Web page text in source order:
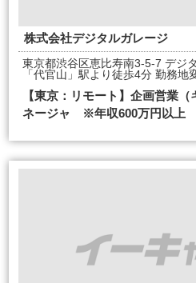
株式会社デジタルガレージ
東京都渋谷区恵比寿南3-5-7 デジ
「代官山」駅より徒歩4分 勤務地
【東京：リモート】企画営業
ネージャ ※年収600万円以上